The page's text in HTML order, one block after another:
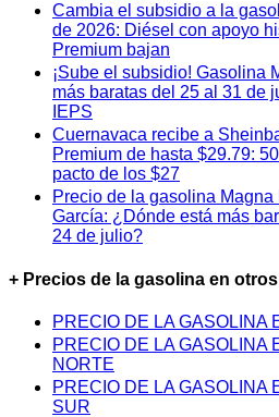
Cambia el subsidio a la
de 2026: Diésel con apoyo
Premium bajan
¡Sube el subsidio! Gasolina
más baratas del 25 al 31 de
IEPS
Cuernavaca recibe a
Premium de hasta $29.79:
pacto de los $27
Precio de la gasolina
García: ¿Dónde está más
24 de julio?
+ Precios de la gasolina en
PRECIO DE LA GASOLINA
PRECIO DE LA GASOLINA
NORTE
PRECIO DE LA GASOLINA
SUR